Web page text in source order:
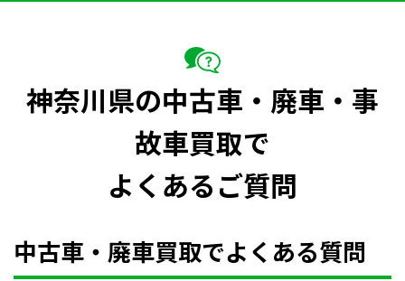
神奈川県の中古車・廃車・事
故車買取で
よくあるご質問
中古車・廃車買取でよくある質問